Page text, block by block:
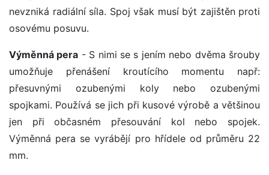
nevzniká radiální síla. Spoj však musí být zajištěn proti
osovému posuvu.
Výměnná pera - S nimi se s jením nebo dvěma šrouby
umožňuje přenášení kroutícího momentu např:
přesuvnými ozubenými koly nebo ozubenými
spojkami. Používá se jich při kusové výrobě a většinou
jen při občasném přesouvání kol nebo spojek.
Výměnná pera se vyrábějí pro hřídele od průměru 22
mm.